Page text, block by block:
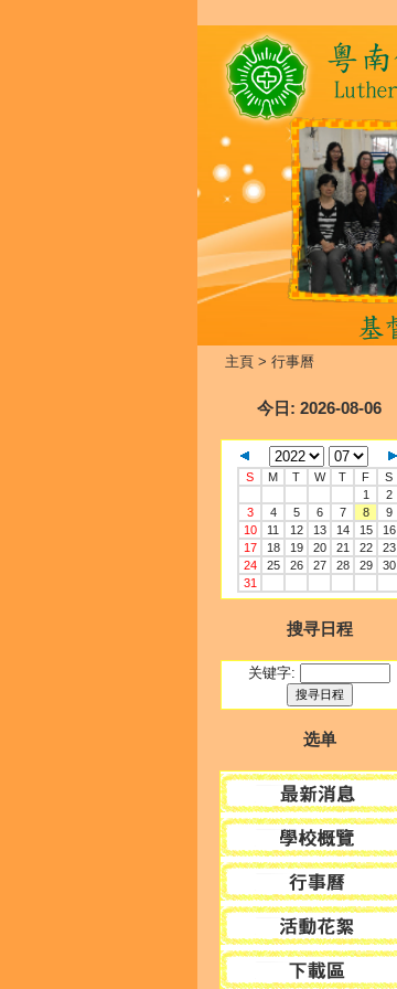
主頁> 行事曆
今日 : 2026-08-06
S M T W T F
S
1
2
3
4 5 6 7 8
9
10
11 12 13 14 15
16
17
18 19 20 21 22
23
24
25 26 27 28 29
30
31
搜寻日程
关键字:
选单